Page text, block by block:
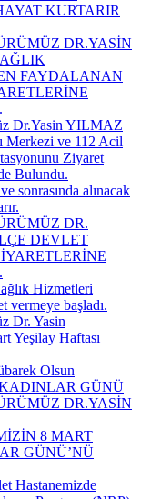
KURTARIR
DR.YASİN
FAYDALANAN
Dr.Yasin YILMAZ
Merkezi ve 112 Acil
Ziyaret
Bulundu.
sonrasında alınacak
DR.
DEVLET
Hizmetleri
vermeye başladı.
Dr. Yasin
Yeşilay Haftası
Olsun
GÜNÜ
DR.YASİN
8 MART
GÜNÜ’NÜ
Hastanemizde